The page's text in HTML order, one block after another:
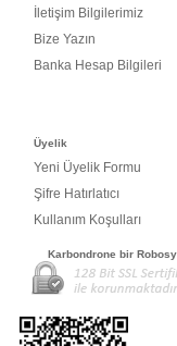
İletişim Bilgilerimiz
Bize Yazın
Banka Hesap Bilgileri
Üyelik
Yeni Üyelik Formu
Şifre Hatırlatıcı
Kullanım Koşulları
Karbondrone bir